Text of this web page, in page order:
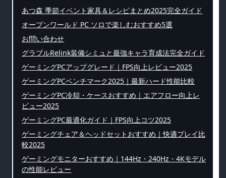
あつ森 季節イベント家具＆レシピまとめ2025完全ガイド
オープンワールド PC ソロで楽しむおすすめ5選
お問い合わせ
グラブルRelink装備シミュと最強キャラ育成法完全ガイド
ゲーミングPCアップグレード｜FPS向上レビュー2025
ゲーミングPCベンチマーク2025｜最新ハード性能比較
ゲーミングPC冷却・ケースおすすめ｜エアフロー向上レ
ビュー2025
ゲーミングPC最適化ガイド｜FPS向上コツ2025
ゲーミングチェア＆ヘッドセットおすすめ｜快適プレイ比
較2025
ゲーミングモニターおすすめ｜144Hz・240Hz・4Kモデル
の性能レビュー